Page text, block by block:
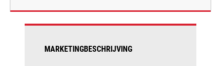
MARKETINGBESCHRIJVING